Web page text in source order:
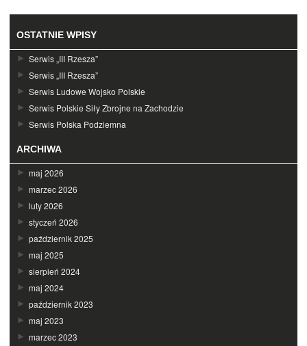
OSTATNIE WPISY
Serwis „III Rzesza”
Serwis „III Rzesza”
Serwis Ludowe Wojsko Polskie
Serwis Polskie Siły Zbrojne na Zachodzie
Serwis Polska Podziemna
ARCHIWA
maj 2026
marzec 2026
luty 2026
styczeń 2026
październik 2025
maj 2025
sierpień 2024
maj 2024
październik 2023
maj 2023
marzec 2023